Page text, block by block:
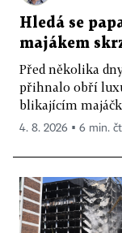
Hledá se
majákem
Před několika
přihnalo obří
blikajícím
4. 8. 2026 ▪ 6 min.